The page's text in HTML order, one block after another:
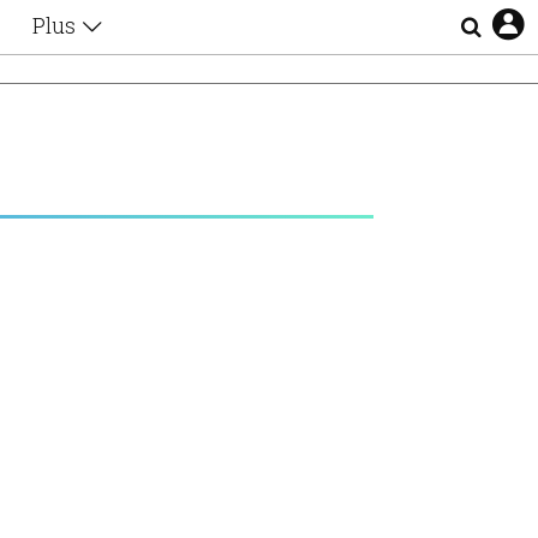
Plus